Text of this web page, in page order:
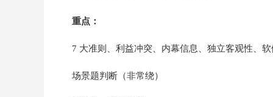
重点：
7 大准则、利益冲突、内幕信息、独立客观性、
场景题判断（非常绕）